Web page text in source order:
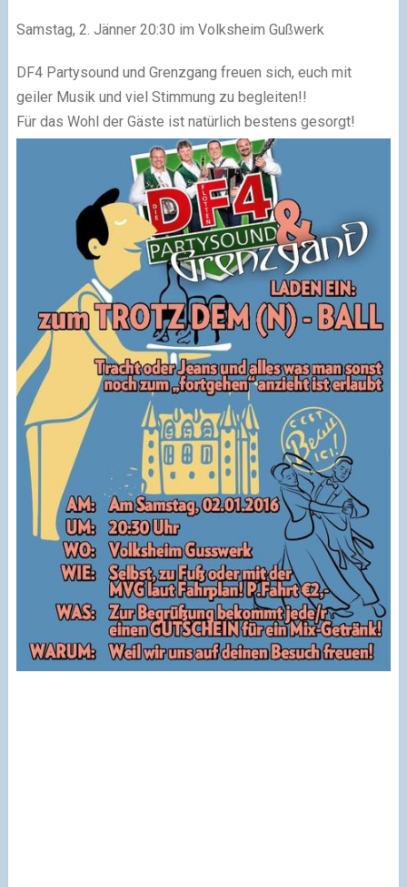
Samstag, 2. Jänner 20:30 im Volksheim Gußwerk
DF4 Partysound und Grenzgang freuen sich, euch mit
geiler Musik und viel Stimmung zu begleiten!!
Für das Wohl der Gäste ist natürlich bestens gesorgt!